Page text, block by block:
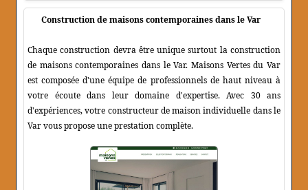
Construction de maisons contemporaines dans le Var
Chaque construction devra être unique surtout la construction
de maisons contemporaines dans le Var. Maisons Vertes du Var
est composée d'une équipe de professionnels de haut niveau à
votre écoute dans leur domaine d'expertise. Avec 30 ans
d'expériences, votre constructeur de maison individuelle dans le
Var vous propose une prestation complète.